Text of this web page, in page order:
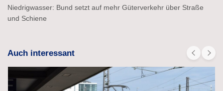
Niedrigwasser: Bund setzt auf mehr Güterverkehr über Straße
und Schiene
Auch interessant